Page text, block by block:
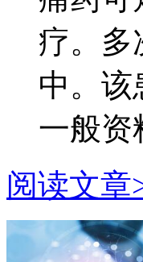
疗。多
中。该
一般资
阅读文章